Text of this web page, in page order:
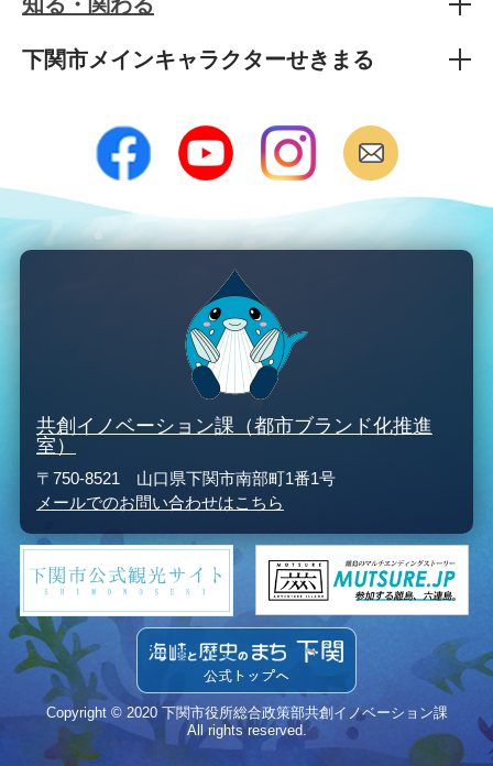
下関市メインキャラクターせきまる
共創イノベーション課（都市ブランド化推進
室）
〒750-8521 山口県下関市南部町1番1号
メールでのお問い合わせはこちら
Copyright © 2020 下関市役所総合政策部共創イノベーション課
All rights reserved.